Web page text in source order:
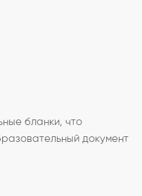
бланки, что
документ